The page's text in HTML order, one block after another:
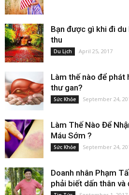
Bạn được gì khi đi
thu
Du Lịch April 25, 2017
Làm thế nào để phát
thư gan?
Sức Khỏe September 24,
Làm Thế Nào Để
Máu Sớm ?
Sức Khỏe September 24,
Doanh nhân Phạm
phải biết dấn thân và